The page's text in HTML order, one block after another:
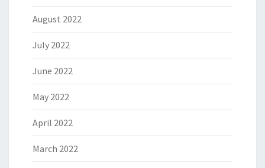
August 2022
July 2022
June 2022
May 2022
April 2022
March 2022